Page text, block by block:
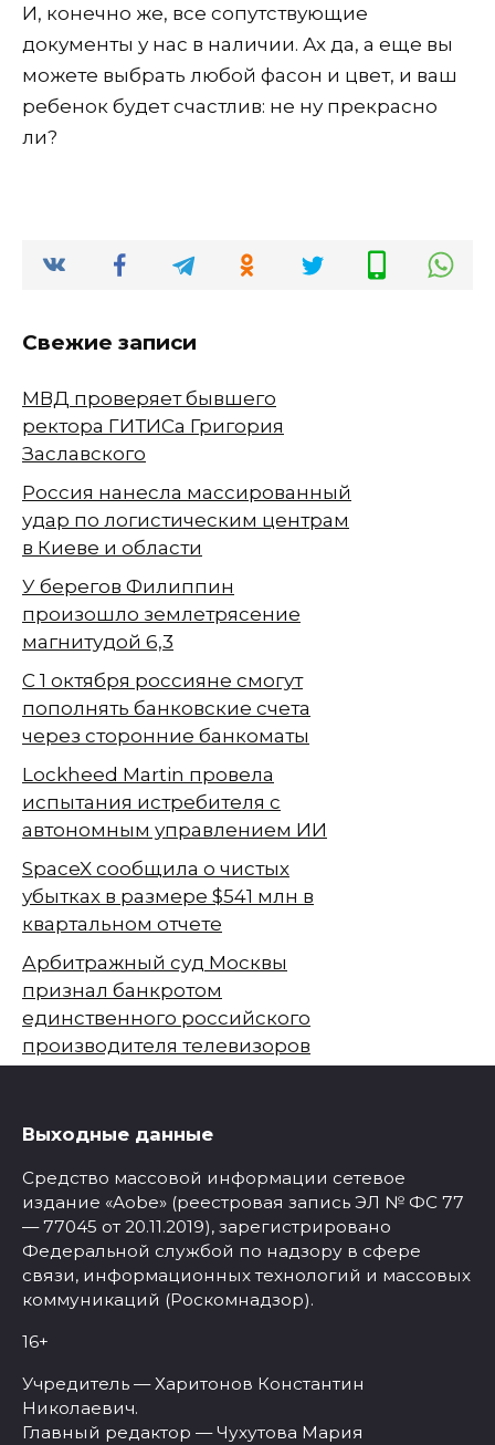
И, конечно же, все сопутствующие
документы у нас в наличии. Ах да, а еще вы
можете выбрать любой фасон и цвет, и ваш
ребенок будет счастлив: не ну прекрасно
ли?
Свежие записи
МВД проверяет бывшего
ректора ГИТИСа Григория
Заславского
Россия нанесла массированный
удар по логистическим центрам
в Киеве и области
У берегов Филиппин
произошло землетрясение
магнитудой 6,3
С 1 октября россияне смогут
пополнять банковские счета
через сторонние банкоматы
Lockheed Martin провела
испытания истребителя с
автономным управлением ИИ
SpaceX сообщила о чистых
убытках в размере $541 млн в
квартальном отчете
Арбитражный суд Москвы
признал банкротом
единственного российского
производителя телевизоров
Выходные данные
Средство массовой информации сетевое
издание «Aobe» (реестровая запись ЭЛ № ФС 77
— 77045 от 20.11.2019), зарегистрировано
Федеральной службой по надзору в сфере
связи, информационных технологий и массовых
коммуникаций (Роскомнадзор).
16+
Учредитель — Харитонов Константин
Николаевич.
Главный редактор — Чухутова Мария